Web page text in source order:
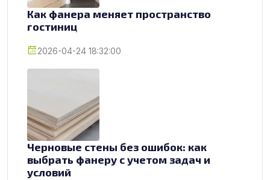
Как фанера меняет пространство
гостиниц
2026-04-24 18:32:00
Черновые стены без ошибок: как
выбрать фанеру с учетом задач и
условий